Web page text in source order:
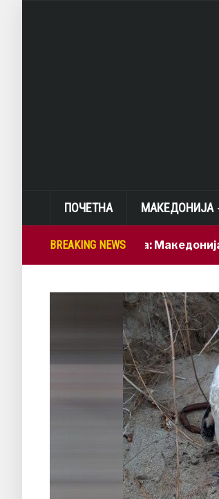
ПОЧЕТНА МАКЕДОНИЈА
BREAKING NEWS
Лепиткова: Македонија треба